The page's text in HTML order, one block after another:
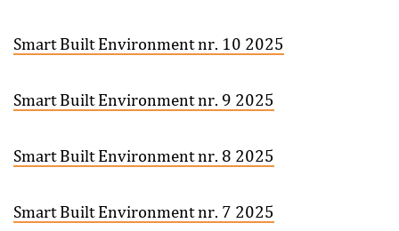
Smart Built Environment nr. 10 2025
Smart Built Environment nr. 9 2025
Smart Built Environment nr. 8 2025
Smart Built Environment nr. 7 2025